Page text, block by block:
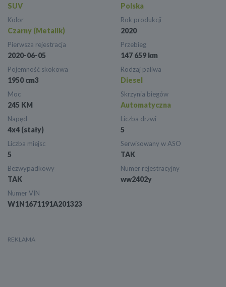
SUV Polska
Kolor
Czarny (Metalik)
Rok produkcji
2020
Pierwsza rejestracja
2020-06-05
Przebieg
147 659 km
Pojemność skokowa
1950 cm3
Rodzaj paliwa
Diesel
Moc
245 KM
Skrzynia biegów
Automatyczna
Napęd
4x4 (stały)
Liczba drzwi
5
Liczba miejsc
5
Serwisowany w ASO
TAK
Bezwypadkowy
TAK
Numer rejestracyjny
ww2402y
Numer VIN
W1N1671191A201323